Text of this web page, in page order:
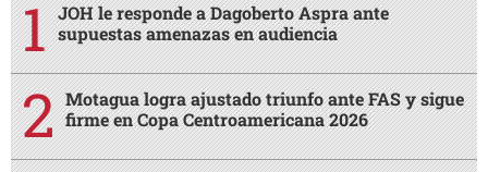
JOH le responde a Dagoberto Aspra ante
supuestas amenazas en audiencia
Motagua logra ajustado triunfo ante FAS y sigue
firme en Copa Centroamericana 2026